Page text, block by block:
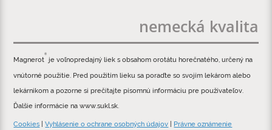
nemecká kvalita
Magnerot
®
je voľnopredajný liek s obsahom orotátu horečnatého, určený na
vnútorné použitie. Pred použitím lieku sa poraďte so svojím lekárom alebo
lekárnikom a pozorne si prečítajte písomnú informáciu pre používateľov.
Ďalšie informácie na www.sukl.sk.
Cookies |Vyhlásenie o ochrane osobných údajov Právne oznámenie